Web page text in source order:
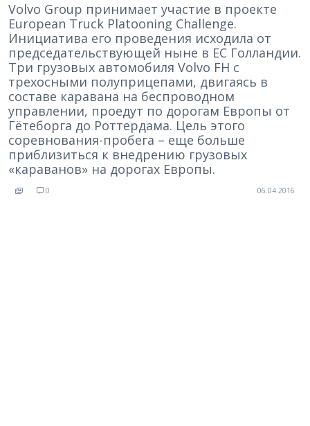
Volvo Group принимает участие в проекте
European Truck Platooning Challenge.
Инициатива его проведения исходила от
председательствующей ныне в ЕС Голландии.
Три грузовых автомобиля Volvo FH с
трехосными полуприцепами, двигаясь в
составе каравана на беспроводном
управлении, проедут по дорогам Европы от
Гётеборга до Роттердама. Цель этого
соревнования-пробега – еще больше
приблизиться к внедрению грузовых
«караванов» на дорогах Европы.
0 06.04.2016